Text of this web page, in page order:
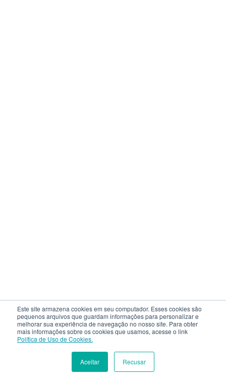
Este site armazena cookies em seu computador. Esses cookies são
pequenos arquivos que guardam informações para personalizar e
melhorar sua experiência de navegação no nosso site. Para obter
mais informações sobre os cookies que usamos, acesse o link
Política de Uso de Cookies.
Aceitar Recusar
INSCREVA-SE MATRÍCULA
Como decidir entre Bacharelado,
Licenciatura e Tecnólogo?